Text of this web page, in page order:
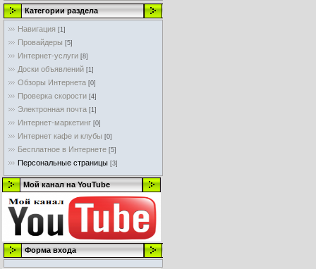
Категории раздела
Навигация [1]
Провайдеры [5]
Интернет-услуги [8]
Доски объявлений [1]
Обзоры Интернета [0]
Проверка скорости [4]
Электронная почта [1]
Интернет-маркетинг [0]
Интернет кафе и клубы [0]
Бесплатное в Интернете [5]
Персональные страницы [3]
Мой канал на YouTube
Форма входа